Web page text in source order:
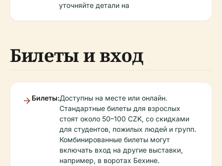
уточняйте детали на
Билеты и вход
Билеты:Доступны на месте или онлайн.
Стандартные билеты для взрослых
стоят около 50–100 CZK, со скидками
для студентов, пожилых людей и групп.
Комбинированные билеты могут
включать вход на другие выставки,
например, в воротах Бехине.